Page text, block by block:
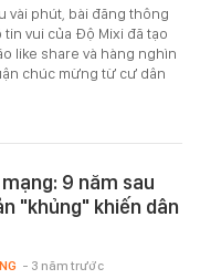
vài phút, bài đăng thông
tin vui của Độ Mixi đã tạo
like share và hàng nghìn
chúc mừng từ cư dân
9 năm sau
"khủng" khiến dân
- 3 năm trước